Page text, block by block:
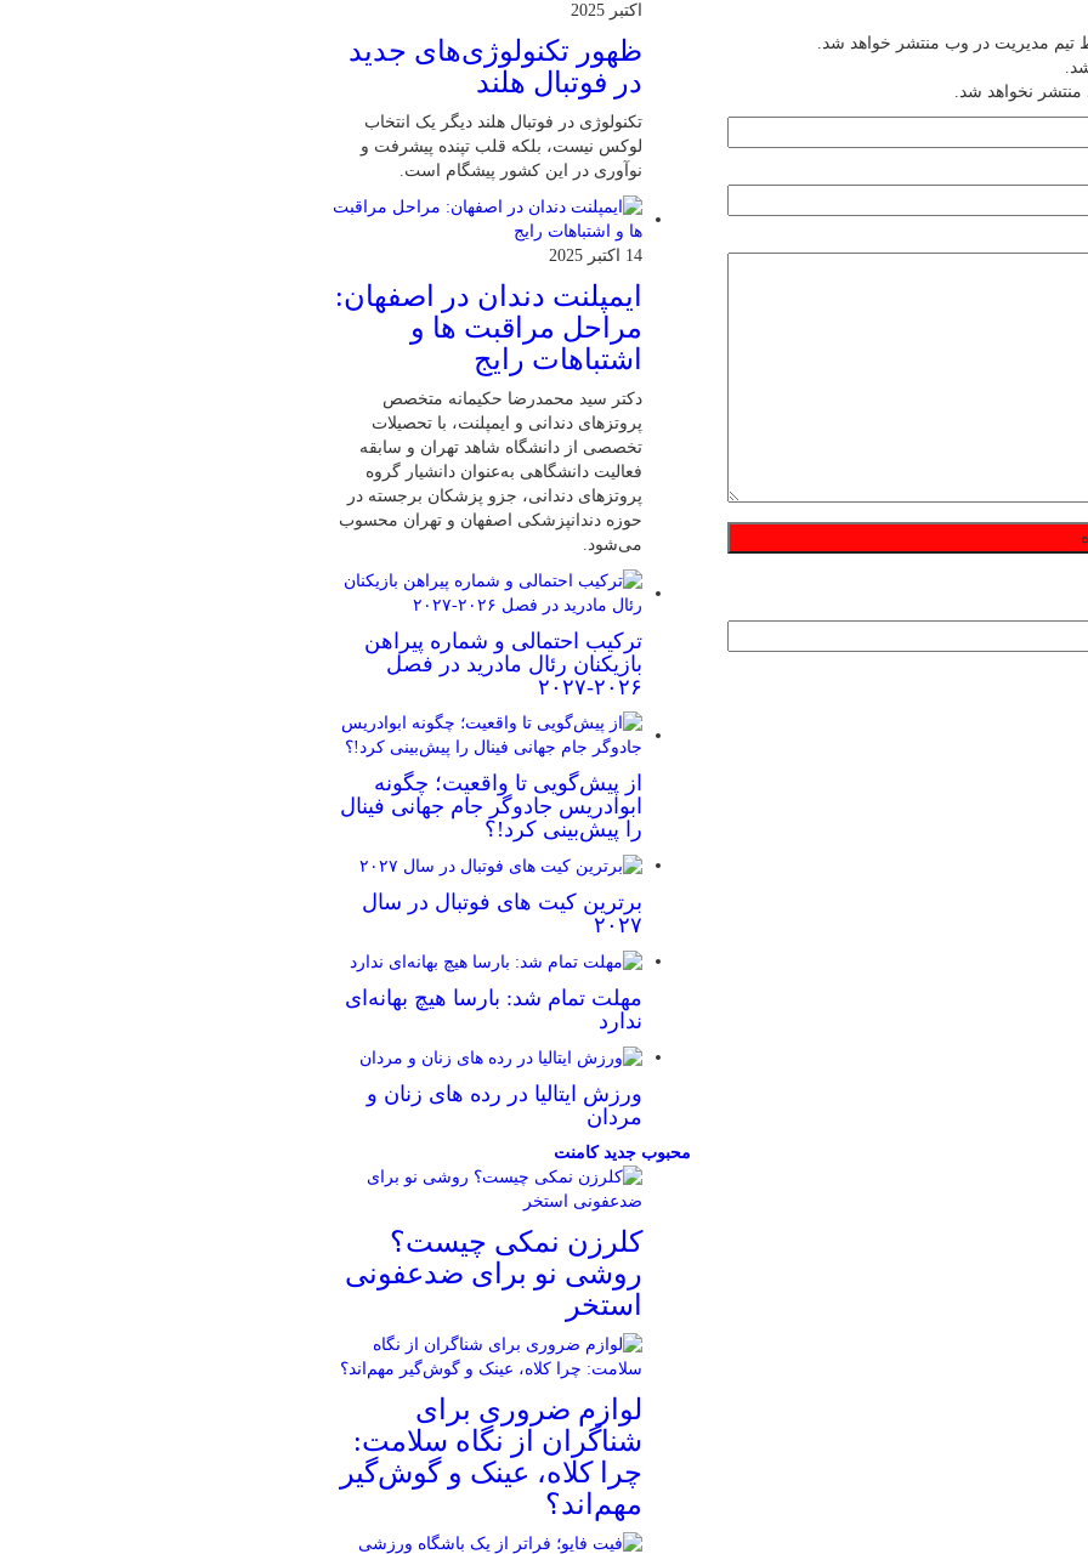
تیم مدیریت در وب منتشر خواهد شد.
منتشر نخواهد شد.
اکتبر 2025
ظهور تکنولوژی‌های جدید
در فوتبال هلند
تکنولوژی در فوتبال هلند دیگر یک انتخاب
لوکس نیست، بلکه قلب تپنده پیشرفت و
نوآوری در این کشور پیشگام است.
14 اکتبر 2025
ایمپلنت دندان در اصفهان:
مراحل مراقبت ها و
اشتباهات رایج
دکتر سید محمدرضا حکیمانه متخصص
پروتزهای دندانی و ایمپلنت، با تحصیلات
تخصصی از دانشگاه شاهد تهران و سابقه
فعالیت دانشگاهی به‌عنوان دانشیار گروه
پروتزهای دندانی، جزو پزشکان برجسته در
حوزه دندانپزشکی اصفهان و تهران محسوب
می‌شود.
ترکیب احتمالی و شماره پیراهن
بازیکنان رئال مادرید در فصل
۲۰۲۶-۲۰۲۷
از پیش‌گویی تا واقعیت؛ چگونه
ابوادریس جادوگر جام جهانی فینال
را پیش‌بینی کرد!؟
برترین کیت های فوتبال در سال
۲۰۲۷
مهلت تمام شد: بارسا هیچ بهانه‌‌ای
ندارد
ورزش ایتالیا در رده های زنان و
مردان
محبوبجدیدکامنت
کلرزن نمکی چیست؟
روشی نو برای ضدعفونی
استخر
لوازم ضروری برای
شناگران از نگاه سلامت:
چرا کلاه، عینک و گوش‌گیر
مهم‌اند؟